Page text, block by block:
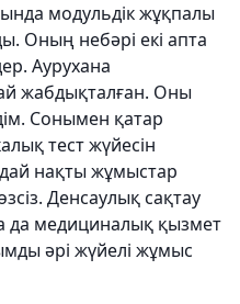
мо­дульдік жұқпалы
Оның небәрі екі апта
Ауруха­на
жабдық­талған. Оны
Сонымен қатар
тест жүйесін
нақты жұмыстар
Денсаулық сақ­тау
да меди­ци­налық қызмет
әрі жүйелі жұмыс